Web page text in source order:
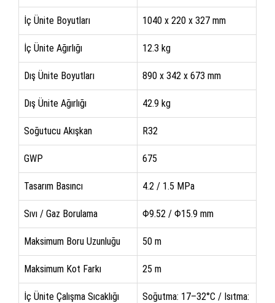
İç Ünite Boyutları 1040 x 220 x 327 mm
İç Ünite Ağırlığı 12.3 kg
Dış Ünite Boyutları 890 x 342 x 673 mm
Dış Ünite Ağırlığı 42.9 kg
Soğutucu Akışkan R32
GWP 675
Tasarım Basıncı 4.2 / 1.5 MPa
Sıvı / Gaz Borulama Φ9.52 / Φ15.9 mm
Maksimum Boru Uzunluğu 50 m
Maksimum Kot Farkı 25 m
İç Ünite Çalışma Sıcaklığı
Soğutma: 17–32°C / Isıtma: